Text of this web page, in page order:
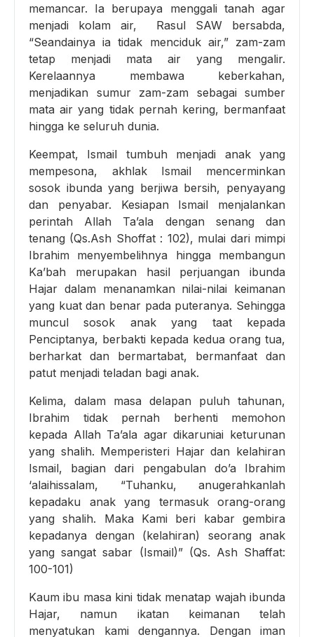
memancar. Ia berupaya menggali tanah agar
menjadi kolam air, Rasul SAW bersabda,
“Seandainya ia tidak menciduk air,” zam-zam
tetap menjadi mata air yang mengalir.
Kerelaannya membawa keberkahan,
menjadikan sumur zam-zam sebagai sumber
mata air yang tidak pernah kering, bermanfaat
hingga ke seluruh dunia.
Keempat, Ismail tumbuh menjadi anak yang
mempesona, akhlak Ismail mencerminkan
sosok ibunda yang berjiwa bersih, penyayang
dan penyabar. Kesiapan Ismail menjalankan
perintah Allah Ta’ala dengan senang dan
tenang (Qs.Ash Shoffat : 102), mulai dari mimpi
Ibrahim menyembelihnya hingga membangun
Ka’bah merupakan hasil perjuangan ibunda
Hajar dalam menanamkan nilai-nilai keimanan
yang kuat dan benar pada puteranya. Sehingga
muncul sosok anak yang taat kepada
Penciptanya, berbakti kepada kedua orang tua,
berharkat dan bermartabat, bermanfaat dan
patut menjadi teladan bagi anak.
Kelima, dalam masa delapan puluh tahunan,
Ibrahim tidak pernah berhenti memohon
kepada Allah Ta’ala agar dikaruniai keturunan
yang shalih. Memperisteri Hajar dan kelahiran
Ismail, bagian dari pengabulan do’a Ibrahim
‘alaihissalam, “Tuhanku, anugerahkanlah
kepadaku anak yang termasuk orang-orang
yang shalih. Maka Kami beri kabar gembira
kepadanya dengan (kelahiran) seorang anak
yang sangat sabar (Ismail)” (Qs. Ash Shaffat:
100-101)
Kaum ibu masa kini tidak menatap wajah ibunda
Hajar, namun ikatan keimanan telah
menyatukan kami dengannya. Dengan iman